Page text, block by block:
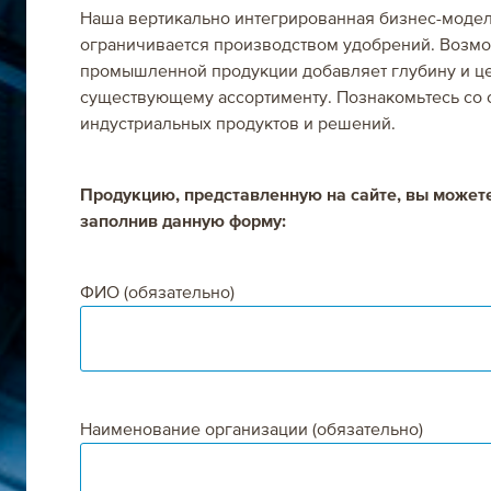
Греция
Италия
Испания
Наша вертикально интегрированная бизнес-
ограничивается производством удобрений.
промышленной продукции добавляет глубину и
существующему ассортименту. Познакомьтесь со
индустриальных продуктов и решений.
Продукцию, представленную на сайте, вы
заполнив данную форму:
ФИО (обязательно)
Наименование организации (обязательно)